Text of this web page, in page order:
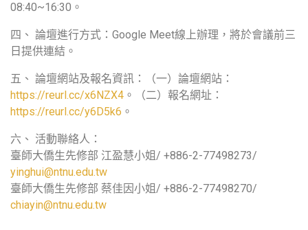
08:40~16:30。
四、 論壇進行方式：Google Meet線上辦理，將於會議前三
日提供連結。
五、 論壇網站及報名資訊：（一）論壇網站：
https://reurl.cc/x6NZX4 。（二）報名網址：
https://reurl.cc/y6D5k6 。
六、 活動聯絡人：
臺師大僑生先修部 江盈慧小姐/ +886-2-77498273/
yinghui@ntnu.edu.tw
臺師大僑生先修部 蔡佳因小姐/ +886-2-77498270/
chiayin@ntnu.edu.tw